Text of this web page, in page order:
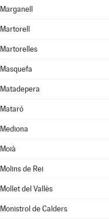
Marganell
Martorell
Martorelles
Masquefa
Matadepera
Mataró
Mediona
Moià
Molins de Rei
Mollet del Vallès
Monistrol de Calders